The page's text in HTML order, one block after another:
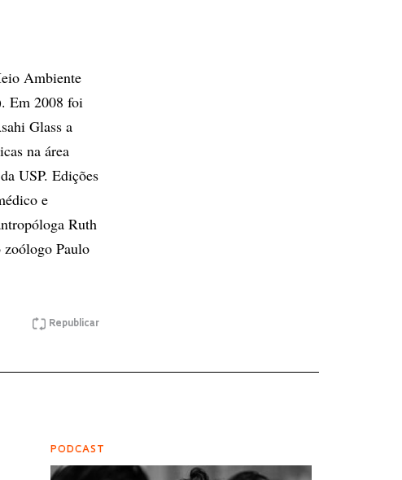
Ambiente
Em 2008 foi
Glass a
na área
USP. Edições
e
Ruth
Paulo
Republicar